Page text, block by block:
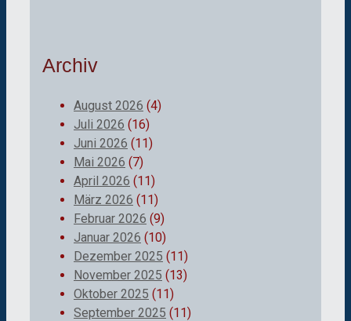
Archiv
August 2026 (4)
Juli 2026 (16)
Juni 2026 (11)
Mai 2026 (7)
April 2026 (11)
März 2026 (11)
Februar 2026 (9)
Januar 2026 (10)
Dezember 2025 (11)
November 2025 (13)
Oktober 2025 (11)
September 2025 (11)